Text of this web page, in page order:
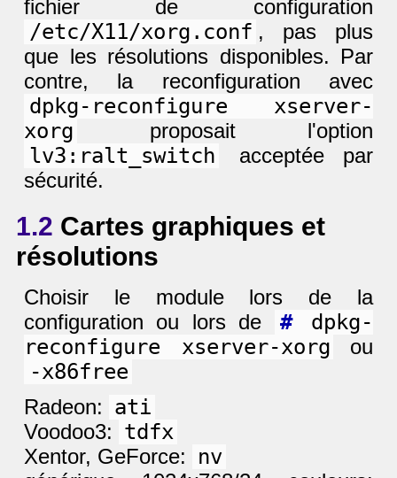
fichier de configuration
/etc/X11/xorg.conf , pas plus
que les résolutions disponibles. Par
contre, la reconfiguration avec
dpkg-reconfigure xserver-
xorg
proposait l'option
lv3:ralt_switch
acceptée par
sécurité.
1.2 Cartes graphiques et
résolutions
Choisir le module lors de la
configuration ou lors de
#dpkg-
reconfigure xserver-xorg
ou
-x86free
Radeon: ati
Voodoo3: tdfx
Xentor, GeForce: nv